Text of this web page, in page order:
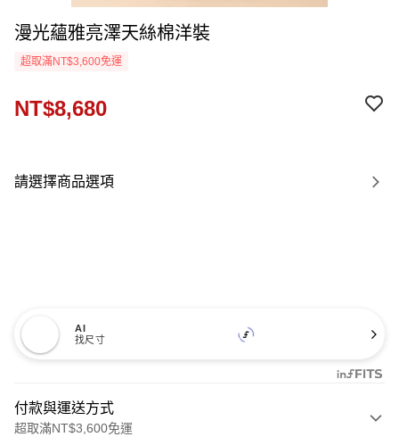
漫光蘊雅亮澤天絲棉洋裝
超取滿NT$3,600免運
NT$8,680
請選擇商品選項
AI
找尺寸
付款與運送方式
超取滿NT$3,600免運